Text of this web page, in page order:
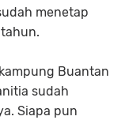
menetap
Buantan
sudah
Siapa pun